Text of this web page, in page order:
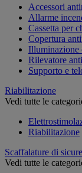
Accessori
Allarme
Cassetta per
Copertura
Illuminazione
Rilevatore
Supporto e
Riabilitazione
Vedi tutte le
Riabilitazione
Scaffalature di
Vedi tutte le